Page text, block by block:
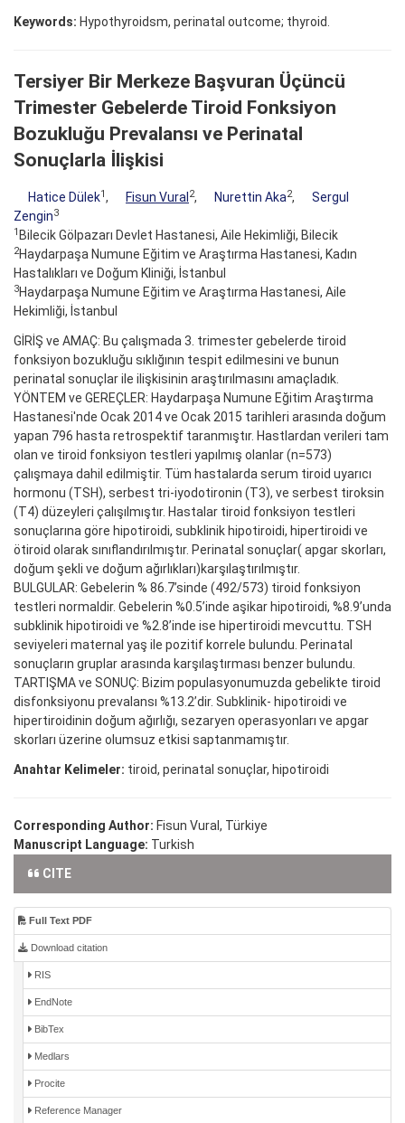
Keywords: Hypothyroidsm, perinatal outcome; thyroid.
Tersiyer Bir Merkeze Başvuran Üçüncü
Trimester Gebelerde Tiroid Fonksiyon
Bozukluğu Prevalansı ve Perinatal
Sonuçlarla İlişkisi
Hatice Dülek1, Fisun Vural 2, Nurettin Aka2,
Sergul
Zengin3
1 Bilecik Gölpazarı Devlet Hastanesi, Aile Hekimliği, Bilecik
2Haydarpaşa Numune Eğitim ve Araştırma Hastanesi, Kadın
Hastalıkları ve Doğum Kliniği, İstanbul
3Haydarpaşa Numune Eğitim ve Araştırma Hastanesi, Aile
Hekimliği, İstanbul
GİRİŞ ve AMAÇ: Bu çalışmada 3. trimester gebelerde tiroid
fonksiyon bozukluğu sıklığının tespit edilmesini ve bunun
perinatal sonuçlar ile ilişkisinin araştırılmasını amaçladık.
YÖNTEM ve GEREÇLER: Haydarpaşa Numune Eğitim Araştırma
Hastanesi'nde Ocak 2014 ve Ocak 2015 tarihleri arasında doğum
yapan 796 hasta retrospektif taranmıştır. Hastlardan verileri tam
olan ve tiroid fonksiyon testleri yapılmış olanlar (n=573)
çalışmaya dahil edilmiştir. Tüm hastalarda serum tiroid uyarıcı
hormonu (TSH), serbest tri-iyodotironin (T3), ve serbest tiroksin
(T4) düzeyleri çalışılmıştır. Hastalar tiroid fonksiyon testleri
sonuçlarına göre hipotiroidi, subklinik hipotiroidi, hipertiroidi ve
ötiroid olarak sınıflandırılmıştır. Perinatal sonuçlar( apgar skorları,
doğum şekli ve doğum ağırlıkları)karşılaştırılmıştır.
BULGULAR: Gebelerin % 86.7’sinde (492/573) tiroid fonksiyon
testleri normaldir. Gebelerin %0.5’inde aşikar hipotiroidi, %8.9’unda
subklinik hipotiroidi ve %2.8’inde ise hipertiroidi mevcuttu. TSH
seviyeleri maternal yaş ile pozitif korrele bulundu. Perinatal
sonuçların gruplar arasında karşılaştırması benzer bulundu.
TARTIŞMA ve SONUÇ: Bizim populasyonumuzda gebelikte tiroid
disfonksiyonu prevalansı %13.2’dir. Subklinik- hipotiroidi ve
hipertiroidinin doğum ağırlığı, sezaryen operasyonları ve apgar
skorları üzerine olumsuz etkisi saptanmamıştır.
Anahtar Kelimeler: tiroid, perinatal sonuçlar, hipotiroidi
Corresponding Author: Fisun Vural, Türkiye
Manuscript Language: Turkish
CITE
Full Text PDF
Download citation
RIS
EndNote
BibTex
Medlars
Procite
Reference Manager